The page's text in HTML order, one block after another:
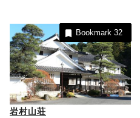
岩村山荘
Bookmark32